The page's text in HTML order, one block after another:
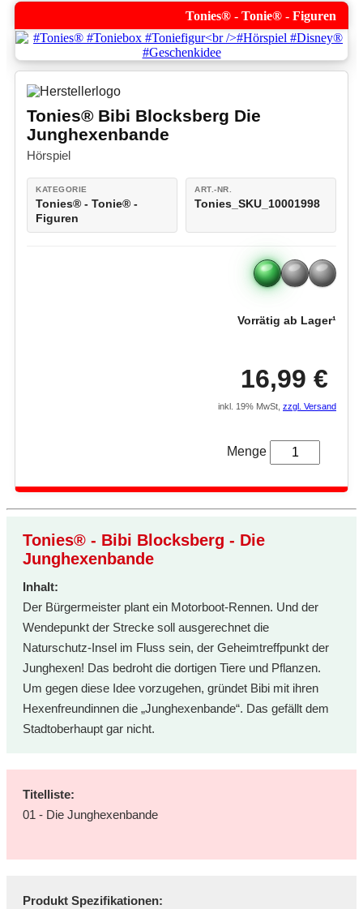
Tonies® - Tonie® - Figuren
Tonies® Bibi Blocksberg Die
Junghexenbande
Hörspiel
KATEGORIE
Tonies® - Tonie® -
Figuren
ART.-NR.
Tonies_SKU_10001998
Vorrätig ab Lager¹
16,99 €
inkl. 19% MwSt, zzgl. Versand
Menge
Tonies® - Bibi Blocksberg - Die
Junghexenbande
Inhalt:
Der Bürgermeister plant ein Motorboot-Rennen. Und der
Wendepunkt der Strecke soll ausgerechnet die
Naturschutz-Insel im Fluss sein, der Geheimtreffpunkt der
Junghexen! Das bedroht die dortigen Tiere und Pflanzen.
Um gegen diese Idee vorzugehen, gründet Bibi mit ihren
Hexenfreundinnen die „Junghexenbande“. Das gefällt dem
Stadtoberhaupt gar nicht.
Titelliste:
01 - Die Junghexenbande
Produkt Spezifikationen: